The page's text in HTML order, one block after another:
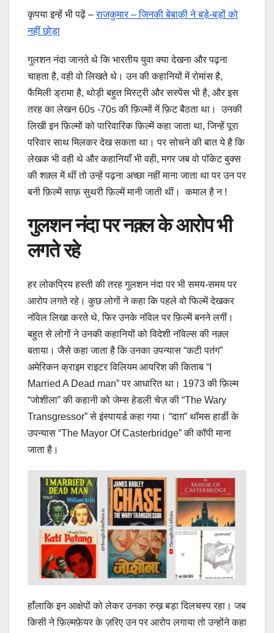
कृपया इन्हें भी पढ़ें –राजकुमार – जिनकी बेबाक़ी ने बड़े-बड़ों को
नहीं छोड़ा
गुलशन नंदा जानते थे कि भारतीय युवा क्या देखना और पढ़ना
चाहता है, वही वो लिखते थे। उन की कहानियों में रोमांस है,
फैमिली ड्रामा है, थोड़ी बहुत मिस्ट्री और सस्पेंस भी है, और इस
तरह का लेखन 60s -70s की फ़िल्मों में फ़िट बैठता था। उनकी
लिखी इन फ़िल्मों को पारिवारिक फ़िल्में कहा जाता था, जिन्हें पूरा
परिवार साथ मिलकर देख सकता था। पर सोचने की बात ये है कि
लेखक भी वही थे और कहानियाँ भी वही, मगर जब वो पॉकेट बुक्स
की शक़्ल में थीं तो उन्हें पढ़ना अच्छा नहीं माना जाता था पर उन पर
बनी फ़िल्में साफ़ सुथरी फ़िल्में मानी जाती थीं। कमाल है न !
गुलशन नंदा पर नक़्ल के आरोप भी
लगते रहे
हर लोकप्रिय हस्ती की तरह गुलशन नंदा पर भी समय-समय पर
आरोप लगते रहे। कुछ लोगों ने कहा कि पहले वो फिल्में देखकर
नॉवेल लिखा करते थे, फिर उनके नॉवेल पर फ़िल्में बनने लगीं।
बहुत से लोगों ने उनकी कहानियों को विदेशी नॉवेल्स की नक़्ल
बताया। जैसे कहा जाता है कि उनका उपन्यास “कटी पतंग”
अमेरिकन क्राइम राइटर विलियम आयरिश की किताब “I
Married A Dead man” पर आधारित था। 1973 की फ़िल्म
“जोशीला” की कहानी को जेम्स हेडली चेज़ की “The Wary
Transgressor” से इंस्पायर्ड कहा गया। “दाग़” थॉमस हार्डी के
उपन्यास “The Mayor Of Casterbridge” की कॉपी माना
जाता है।
हाँलाकि इन आक्षेपों को लेकर उनका रुख़ बड़ा दिलचस्प रहा। जब
किसी ने फ़िल्मफ़ेयर के ज़रिए उन पर आरोप लगाया तो उन्होंने कहा